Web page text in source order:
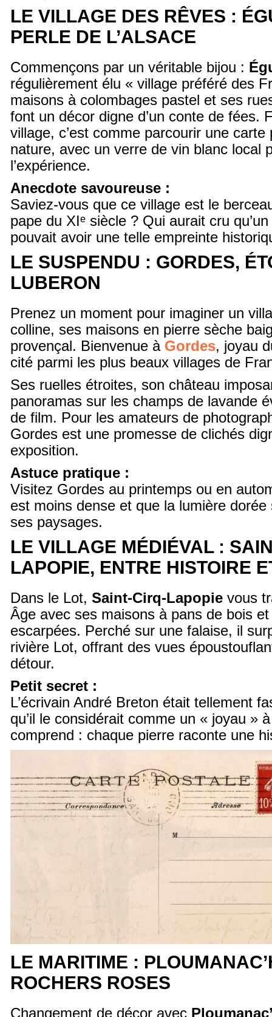
LE VILLAGE DES RÊVES :
PERLE DE L’ALSACE
Commençons par un véritable bijou :
régulièrement élu « village préféré des
maisons à colombages pastel et ses
font un décor digne d’un conte de fées.
village, c’est comme parcourir une carte
nature, avec un verre de vin blanc local
l’expérience.
Anecdote savoureuse :
Saviez-vous que ce village est le
pape du XIᵉ siècle ? Qui aurait cru
pouvait avoir une telle empreinte
LE SUSPENDU : GORDES,
LUBERON
Prenez un moment pour imaginer un
colline, ses maisons en pierre sèche
provençal. Bienvenue à Gordes, joyau
cité parmi les plus beaux villages de
Ses ruelles étroites, son château
panoramas sur les champs de lavande
de film. Pour les amateurs de
Gordes est une promesse de clichés
exposition.
Astuce pratique :
Visitez Gordes au printemps ou en
est moins dense et que la lumière
ses paysages.
LE VILLAGE MÉDIÉVAL :
LAPOPIE, ENTRE HISTOIRE
Dans le Lot, Saint-Cirq-Lapopie vous
Âge avec ses maisons à pans de bois
escarpées. Perché sur une falaise, il
rivière Lot, offrant des vues
détour.
Petit secret :
L’écrivain André Breton était tellement
qu’il le considérait comme un « joyau »
comprend : chaque pierre raconte une
LE MARITIME :
ROCHERS ROSES
Changement de décor avec